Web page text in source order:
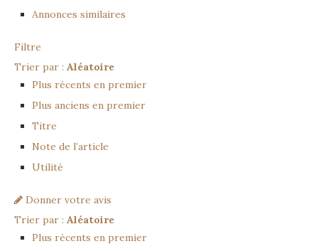
Annonces similaires
Filtre
Trier par : Aléatoire
Plus récents en premier
Plus anciens en premier
Titre
Note de l’article
Utilité
Donner votre avis
Trier par : Aléatoire
Plus récents en premier